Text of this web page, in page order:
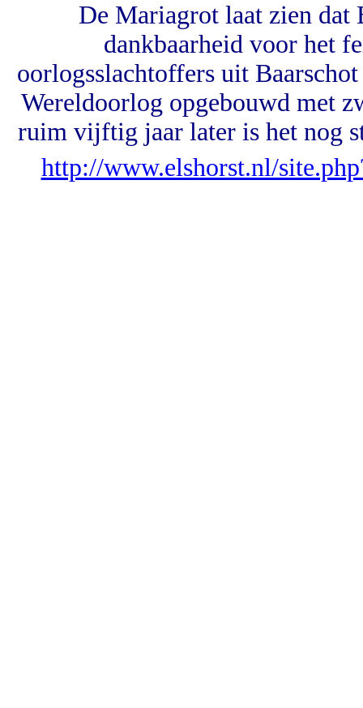
De Mariagrot laat zien dat
dankbaarheid voor het
oorlogsslachtoffers uit
Wereldoorlog opgebouwd met
ruim vijftig jaar later is het nog
http://www.elshorst.nl/